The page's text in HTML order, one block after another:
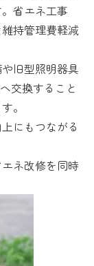
省エネ工事
持管理費軽減
旧型照明器具
交換すること
。
にもつながる
ネ改修を同時